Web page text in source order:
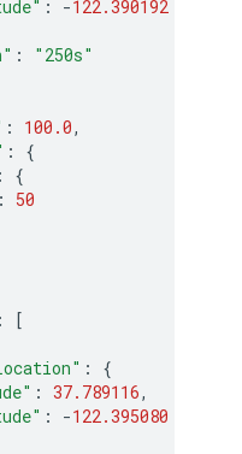
: -122.390192
:
"250s"
: 100.0,
:
{
:
{
:
50
:
[
:
{
: 37.789116,
: -122.395080